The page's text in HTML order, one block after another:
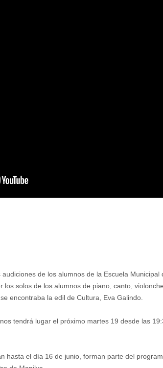
de los alumnos de la Escuela Municipal
los solos de los alumnos de piano, canto,
encontraba la edil de Cultura, Eva Galindo.
tendrá lugar el próximo martes 19 desde las
hasta el día 16 de junio, forman parte del